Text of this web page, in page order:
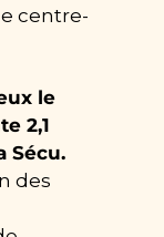
centre-
le
2,1
Sécu.
des